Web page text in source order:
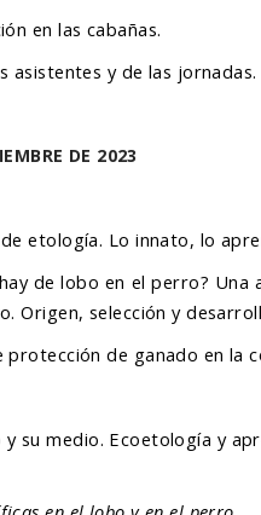
en las cabañas.
asistentes y de las jornadas.
DE 2023
etología. Lo innato, lo
de lobo en el perro? Una
Origen, selección y
de ganado en la
y su medio. Ecoetología y